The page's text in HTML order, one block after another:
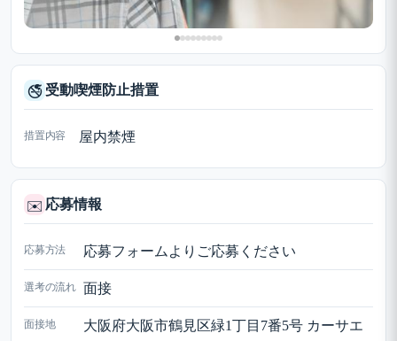
🚭 受動喫煙防止措置
措置内容 屋内禁煙
✉️ 応募情報
応募方法 応募フォームよりご応募ください
選考の流れ 面接
面接地
大阪府大阪市鶴見区緑1丁目7番5号 カーサエ